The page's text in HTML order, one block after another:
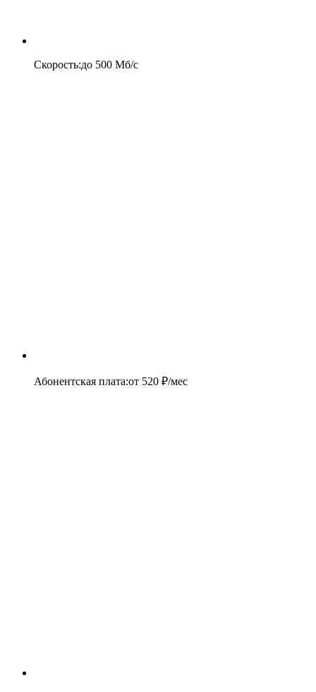
Скорость:до 500 Мб/c
Абонентская плата:от 520 ₽/мес